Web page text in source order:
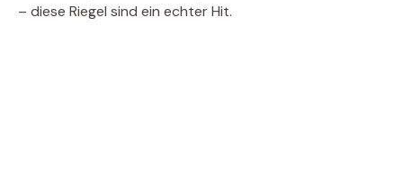
– diese Riegel sind ein echter Hit.